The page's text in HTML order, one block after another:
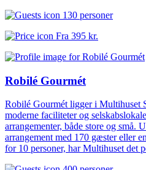
130 personer
Fra 395 kr.
Robilé Gourmét
Robilé Gourmét ligger i Multihuset
moderne faciliteter og
arrangementer, både store og små.
arrangement med 170 gæster eller
for 10 personer, har Multihuset det